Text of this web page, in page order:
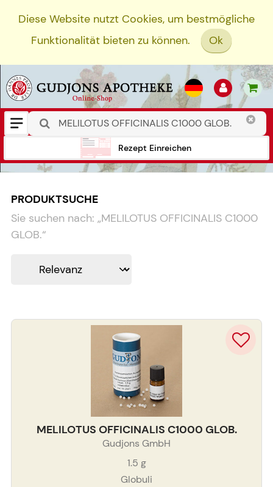
Diese Website nutzt Cookies, um bestmögliche
Funktionalität bieten zu können.
Ok
Rezept Einreichen
PRODUKTSUCHE
Sie suchen nach: „MELILOTUS OFFICINALIS C1000
GLOB.“
MELILOTUS OFFICINALIS C1000 GLOB.
Gudjons GmbH
1.5 g
Globuli